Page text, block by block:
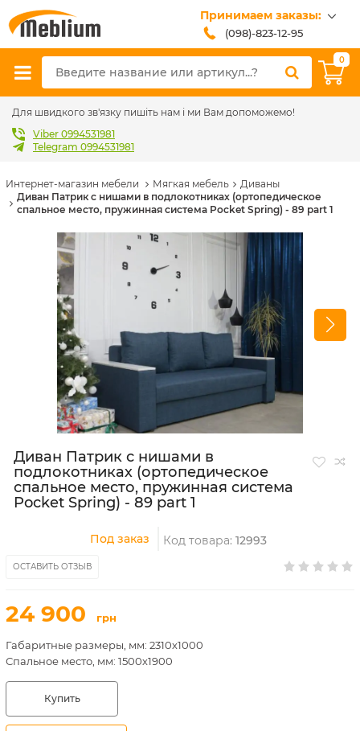
Принимаем заказы:
(098)-823-12-95
(099)-608-42-32
(093)-618-62-02
sales@meblium.com.ua
0
Для швидкого зв'язку пишіть нам і ми Вам допоможемо!
Viber 0994531981
Telegram 0994531981
Интернет-магазин мебели Мягкая мебель
Диваны
Диван Патрик с нишами в подлокотниках (ортопедическое
спальное место, пружинная система Pocket Spring) - 89 part 1
Диван Патрик с нишами в
подлокотниках (ортопедическое
спальное место, пружинная система
Pocket Spring) - 89 part 1
Под заказ Код товара: 12993
ОСТАВИТЬ ОТЗЫВ
24 900 грн
Габаритные размеры, мм: 2310х1000
Спальное место, мм: 1500х1900
Купить